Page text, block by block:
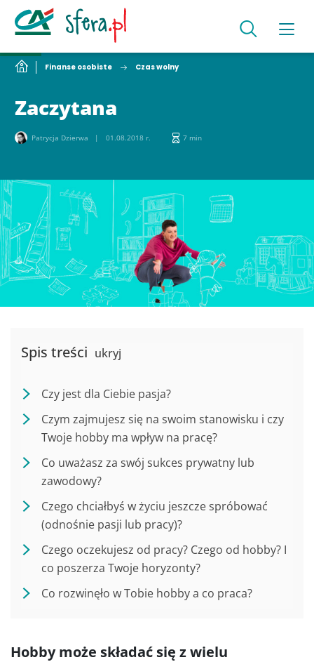
Finanse osobiste Czas wolny
Zaczytana
Patrycja Dzierwa 01.08.2018 r. 7 min
Spis treści ukryj
Czy jest dla Ciebie pasja?
Czym zajmujesz się na swoim stanowisku i czy
Twoje hobby ma wpływ na pracę?
Co uważasz za swój sukces prywatny lub
zawodowy?
Czego chciałbyś w życiu jeszcze spróbować
(odnośnie pasji lub pracy)?
Czego oczekujesz od pracy? Czego od hobby? I
co poszerza Twoje horyzonty?
Co rozwinęło w Tobie hobby a co praca?
Hobby może składać się z wielu